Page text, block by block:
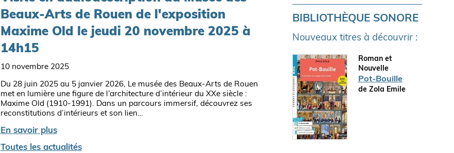
Beaux-Arts de Rouen de l'exposition
Maxime Old le jeudi 20 novembre 2025 à
14h15
10 novembre 2025
Du 28 juin 2025 au 5 janvier 2026, Le musée des Beaux-Arts de Rouen
met en lumière une figure de l’architecture d’intérieur du XXe siècle :
Maxime Old (1910-1991). Dans un parcours immersif, découvrez ses
reconstitutions d’intérieurs et son lien…
En savoir plus
Toutes les actualités
BIBLIOTHÈQUE SONORE
Nouveaux titres à découvrir :
Roman et
Nouvelle
Pot-Bouille
de Zola Emile